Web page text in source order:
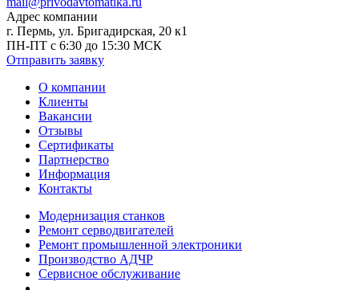
Адрес компании
г. Пермь, ул. Бригадирская, 20 к1
ПН-ПТ с 6:30 до 15:30 МСК
Отправить заявку
О компании
Клиенты
Вакансии
Отзывы
Сертификаты
Партнерство
Информация
Контакты
Модернизация станков
Ремонт серводвигателей
Ремонт промышленной электроники
Производство АДЧР
Сервисное обслуживание